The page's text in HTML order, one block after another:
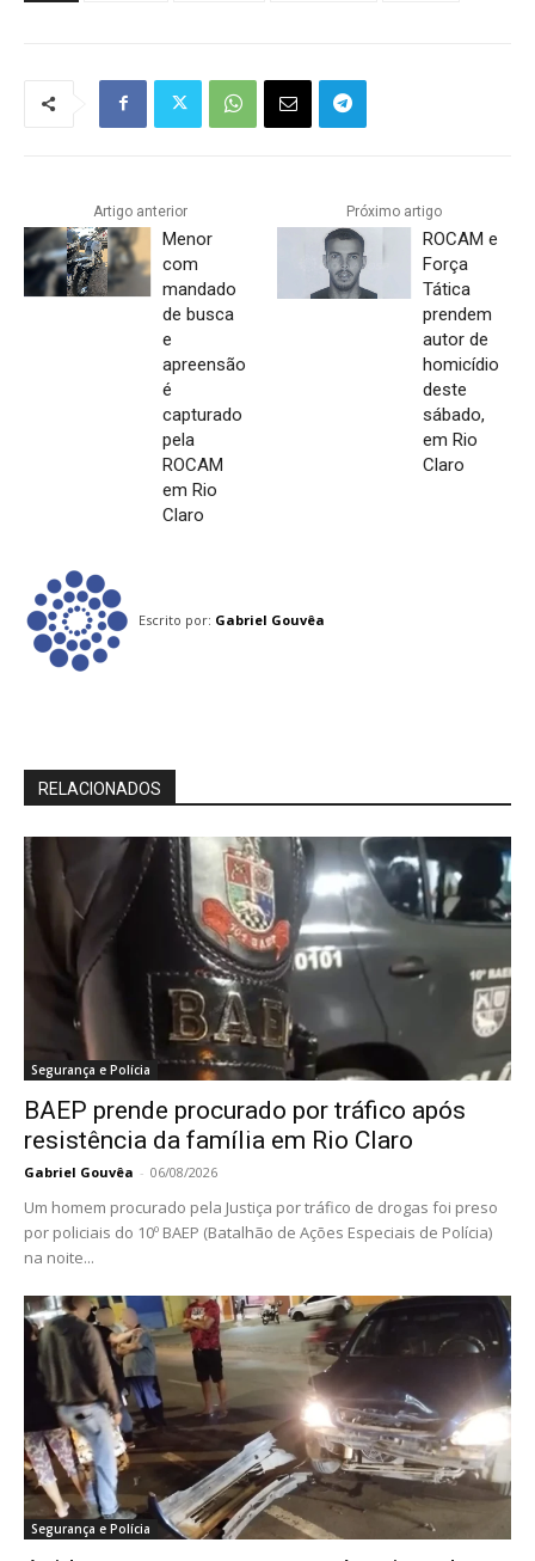
Artigo anterior
Menor
com
mandado
de busca
e
apreensão
é
capturado
pela
ROCAM
em Rio
Claro
Próximo artigo
ROCAM e
Força
Tática
prendem
autor de
homicídio
deste
sábado,
em Rio
Claro
Escrito por: Gabriel Gouvêa
RELACIONADOS
Segurança e Polícia
BAEP prende procurado por tráfico após
resistência da família em Rio Claro
Gabriel Gouvêa - 06/08/2026
Um homem procurado pela Justiça por tráfico de drogas foi preso
por policiais do 10º BAEP (Batalhão de Ações Especiais de Polícia)
na noite...
Segurança e Polícia